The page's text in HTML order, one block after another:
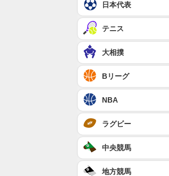
日本代表
テニス
大相撲
Bリーグ
NBA
ラグビー
中央競馬
地方競馬